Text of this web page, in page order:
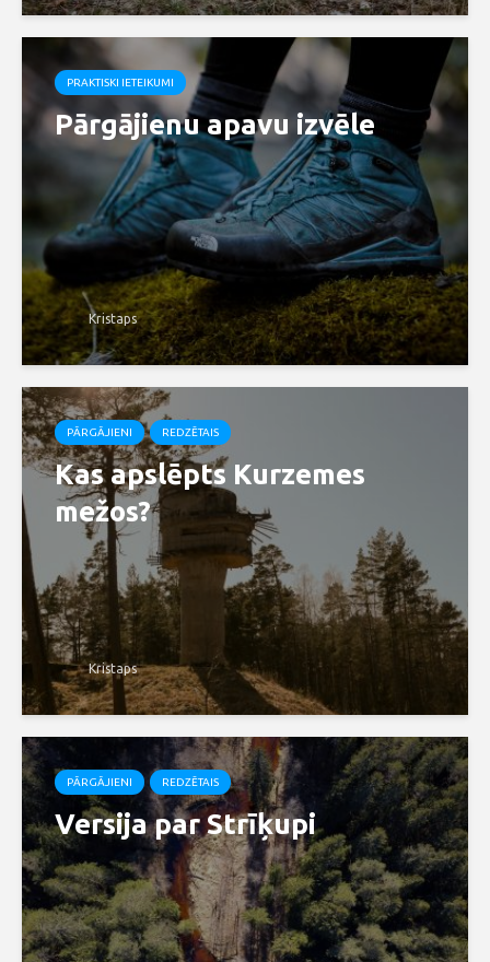
PRAKTISKI IETEIKUMI
Pārgājienu apavu izvēle
Kristaps
PĀRGĀJIENI REDZĒTAIS
Kas apslēpts Kurzemes
mežos?
Kristaps
PĀRGĀJIENI REDZĒTAIS
Versija par Strīķupi